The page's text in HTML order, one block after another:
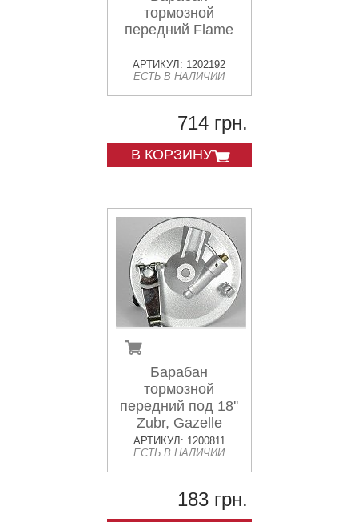
тормозной
передний Flame
АРТИКУЛ: 1202192
ЕСТЬ В НАЛИЧИИ
714 грн.
В КОРЗИНУ
Барабан
тормозной
передний под 18''
Zubr, Gazelle
АРТИКУЛ: 1200811
ЕСТЬ В НАЛИЧИИ
183 грн.